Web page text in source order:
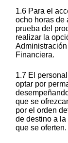
1.6 Para el
ocho horas de
prueba del
realizar la
Financiera.
1.7 El
optar por
que se
por el orden
de destino a
que se oferten.